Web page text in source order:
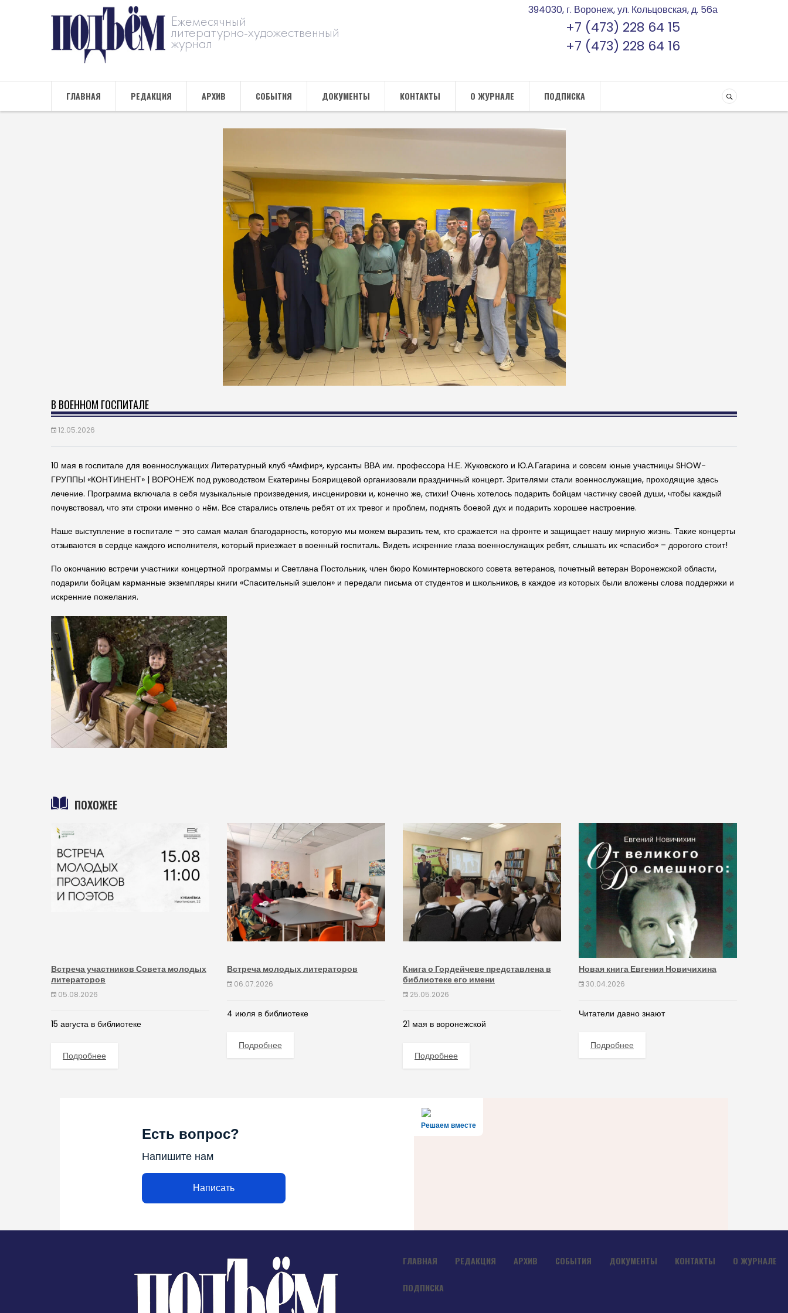
Ежемесячный
литературно-художественный
журнал
394030, г. Воронеж, ул. Кольцовская, д. 56а
+7 (473) 228 64 15
+7 (473) 228 64 16
ГЛАВНАЯ РЕДАКЦИЯ АРХИВ СОБЫТИЯ ДОКУМЕНТЫ КОНТАКТЫ О ЖУРНАЛЕ ПОДПИСКА
В ВОЕННОМ ГОСПИТАЛЕ
12.05.2026
10 мая в госпитале для военнослужащих Литературный клуб «Амфир», курсанты ВВА им. профессора Н.Е. Жуковского и Ю.А.Гагарина и совсем юные участницы SHOW-
ГРУППЫ «КОНТИНЕНТ» | ВОРОНЕЖ под руководством Екатерины Боярищевой организовали праздничный концерт. Зрителями стали военнослужащие, проходящие здесь
лечение. Программа включала в себя музыкальные произведения, инсценировки и, конечно же, стихи! Очень хотелось подарить бойцам частичку своей души, чтобы каждый
почувствовал, что эти строки именно о нём. Все старались отвлечь ребят от их тревог и проблем, поднять боевой дух и подарить хорошее настроение.
Наше выступление в госпитале – это самая малая благодарность, которую мы можем выразить тем, кто сражается на фронте и защищает нашу мирную жизнь. Такие концерты
отзываются в сердце каждого исполнителя, который приезжает в военный госпиталь. Видеть искренние глаза военнослужащих ребят, слышать их «спасибо» – дорогого стоит!
По окончанию встречи участники концертной программы и Светлана Постольник, член бюро Коминтерновского совета ветеранов, почетный ветеран Воронежской области,
подарили бойцам карманные экземпляры книги «Спасительный эшелон» и передали письма от студентов и школьников, в каждое из которых были вложены слова поддержки и
искренние пожелания.
ПОХОЖЕЕ
Встреча участников Совета молодых
литераторов
05.08.2026
15 августа в библиотеке
Подробнее
Встреча молодых литераторов
06.07.2026
4 июля в библиотеке
Подробнее
Книга о Гордейчеве представлена в
библиотеке его имени
25.05.2026
21 мая в воронежской
Подробнее
Новая книга Евгения Новичихина
30.04.2026
Читатели давно знают
Подробнее
Решаем вместе
Есть вопрос?
Напишите нам
Написать
ГЛАВНАЯ РЕДАКЦИЯ АРХИВ СОБЫТИЯ ДОКУМЕНТЫ КОНТАКТЫ О ЖУРНАЛЕ
ПОДПИСКА